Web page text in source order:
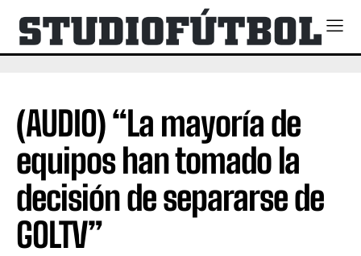
(AUDIO) “La mayoría de
equipos han tomado la
decisión de separarse de
GOLTV”